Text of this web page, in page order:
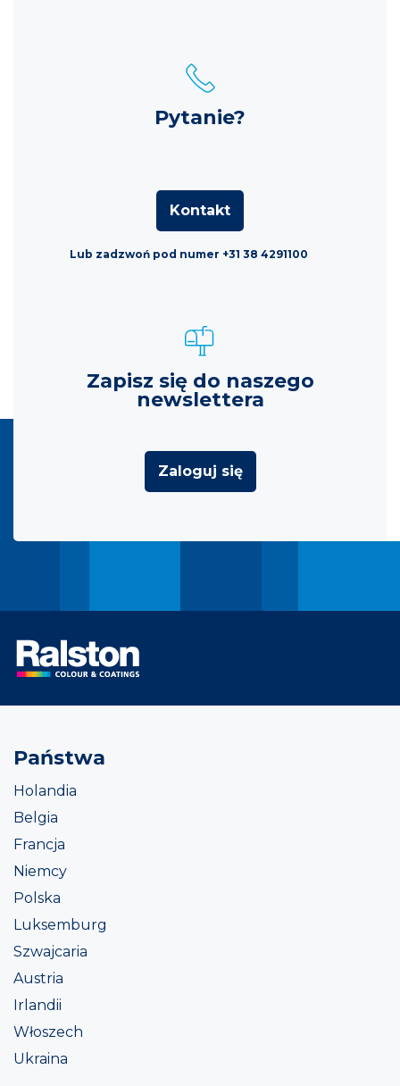
Pytanie?
Kontakt
Lub zadzwoń pod numer +31 38 4291100
Zapisz się do naszego
newslettera
Zaloguj się
Państwa
Holandia
Belgia
Francja
Niemcy
Polska
Luksemburg
Szwajcaria
Austria
Irlandii
Włoszech
Ukraina